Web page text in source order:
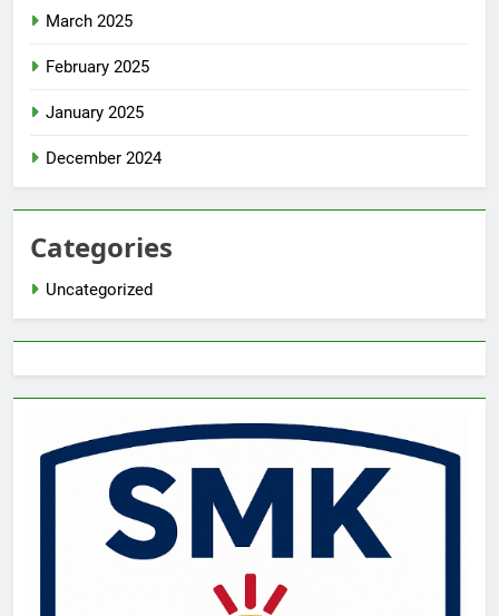
March 2025
February 2025
January 2025
December 2024
Categories
Uncategorized